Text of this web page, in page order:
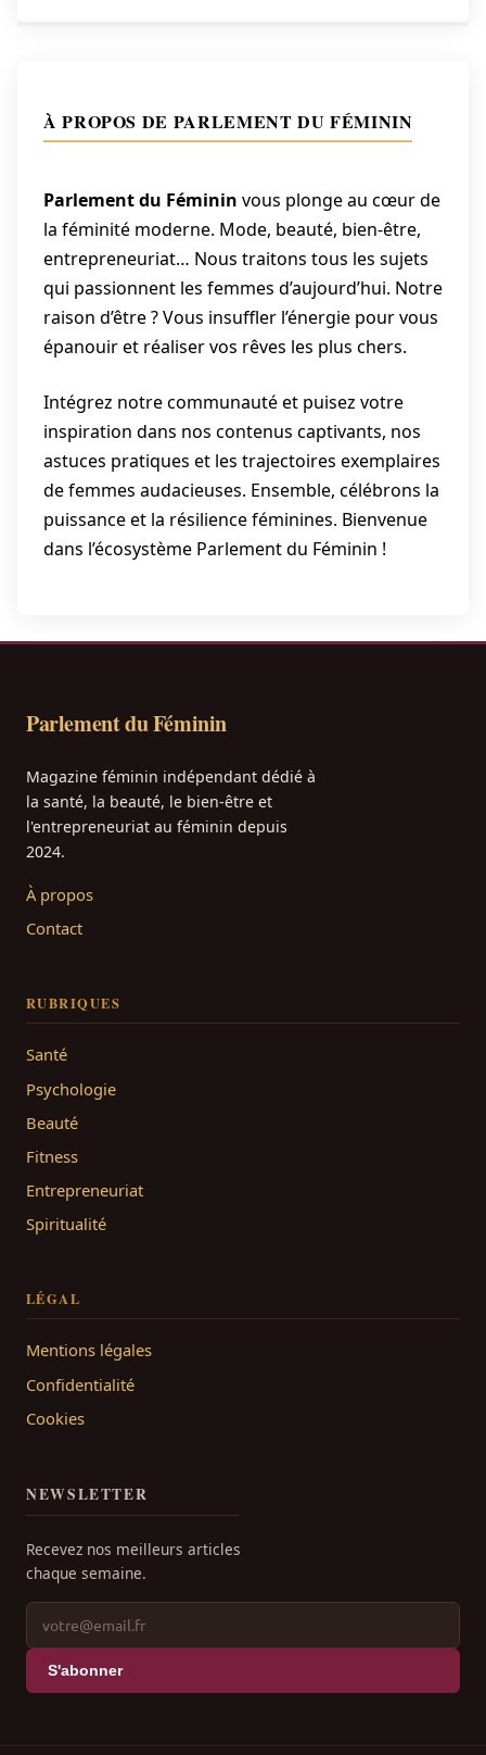
À PROPOS DE PARLEMENT DU FÉMININ
Parlement du Féminin vous plonge au cœur de
la féminité moderne. Mode, beauté, bien-être,
entrepreneuriat… Nous traitons tous les sujets
qui passionnent les femmes d’aujourd’hui. Notre
raison d’être ? Vous insuffler l’énergie pour vous
épanouir et réaliser vos rêves les plus chers.
Intégrez notre communauté et puisez votre
inspiration dans nos contenus captivants, nos
astuces pratiques et les trajectoires exemplaires
de femmes audacieuses. Ensemble, célébrons la
puissance et la résilience féminines. Bienvenue
dans l’écosystème Parlement du Féminin !
Parlement du Féminin
Magazine féminin indépendant dédié à
la santé, la beauté, le bien-être et
l'entrepreneuriat au féminin depuis
2024.
À propos
Contact
RUBRIQUES
Santé
Psychologie
Beauté
Fitness
Entrepreneuriat
Spiritualité
LÉGAL
Mentions légales
Confidentialité
Cookies
NEWSLETTER
Recevez nos meilleurs articles
chaque semaine.
S'abonner